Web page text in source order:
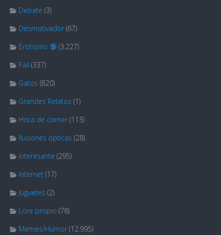
Debate (3)
Desmotivador (67)
Erotismo 🔞 (3.227)
Fail (337)
Gatos (820)
Grandes Relatos (1)
Hora de comer (113)
Ilusiones ópticas (28)
Interesante (295)
Internet (17)
Juguetes (2)
Lore propio (78)
Memes/Humor (12.995)